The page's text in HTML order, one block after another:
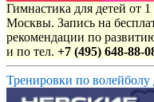
Гимнастика для детей от
Москвы. Запись на
рекомендации по
и по тел. +7 (495) 648-88-
Тренировки по волейболу